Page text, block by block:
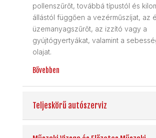
pollenszűrőt, továbbá típustól és
állástól függően a vezérműszíjat, az
üzemanyagszűrőt, az izzító vagy a
gyújtógyertyákat, valamint a
olajat.
Bővebben
Teljeskörű autószerviz